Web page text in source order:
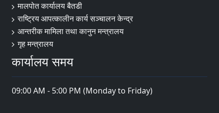
मालपोत कार्यालय बैतडी
राष्ट्रिय आपत्कालीन कार्य सञ्चालन केन्द्र
आन्तरीक मामिला तथा कानुन मन्त्रालय
गृह मन्त्रालय
कार्यालय समय
09:00 AM - 5:00 PM (Monday to Friday)